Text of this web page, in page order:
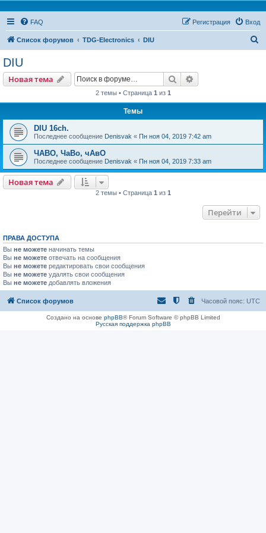
FAQ Вход
Регистрация
Список форумов TDG-Electronics DIU
DIU
Новая тема Поиск
2 темы • Страница 1 из 1
Темы
DIU 16ch.
Последнее сообщение Denisvak « Пн ноя 04, 2019 7:42 am
ЧАВО, ЧаВо, чАвО
Последнее сообщение Denisvak « Пн ноя 04, 2019 7:33 am
Новая тема
2 темы • Страница 1 из 1
Перейти
ПРАВА ДОСТУПА
Вы не можете начинать темы
Вы не можете отвечать на сообщения
Вы не можете редактировать свои сообщения
Вы не можете удалять свои сообщения
Вы не можете добавлять вложения
Список форумов Часовой пояс: UTC
Создано на основе phpBB® Forum Software © phpBB Limited
Русская поддержка phpBB